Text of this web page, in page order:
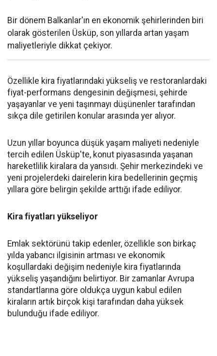
Bir dönem Balkanlar'ın en ekonomik şehirlerinden biri
olarak gösterilen Üsküp, son yıllarda artan yaşam
maliyetleriyle dikkat çekiyor.
Özellikle kira fiyatlarındaki yükseliş ve restoranlardaki
fiyat-performans dengesinin değişmesi, şehirde
yaşayanlar ve yeni taşınmayı düşünenler tarafından
sıkça dile getirilen konular arasında yer alıyor.
Uzun yıllar boyunca düşük yaşam maliyeti nedeniyle
tercih edilen Üsküp'te, konut piyasasında yaşanan
hareketlilik kiralara da yansıdı. Şehir merkezindeki ve
yeni projelerdeki dairelerin kira bedellerinin geçmiş
yıllara göre belirgin şekilde arttığı ifade ediliyor.
Kira fiyatları yükseliyor
Emlak sektörünü takip edenler, özellikle son birkaç
yılda yabancı ilgisinin artması ve ekonomik
koşullardaki değişim nedeniyle kira fiyatlarında
yükseliş yaşandığını belirtiyor. Bir zamanlar Avrupa
standartlarına göre oldukça uygun kabul edilen
kiraların artık birçok kişi tarafından daha yüksek
bulunduğu ifade ediliyor.